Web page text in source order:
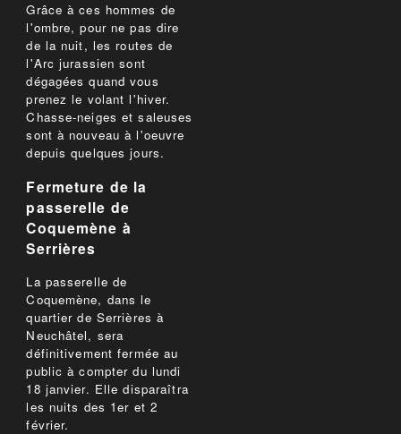
Grâce à ces hommes de
l'ombre, pour ne pas dire
de la nuit, les routes de
l'Arc jurassien sont
dégagées quand vous
prenez le volant l'hiver.
Chasse-neiges et saleuses
sont à nouveau à l'oeuvre
depuis quelques jours.
Fermeture de la
passerelle de
Coquemène à
Serrières
La passerelle de
Coquemène, dans le
quartier de Serrières à
Neuchâtel, sera
définitivement fermée au
public à compter du lundi
18 janvier. Elle disparaîtra
les nuits des 1er et 2
février.